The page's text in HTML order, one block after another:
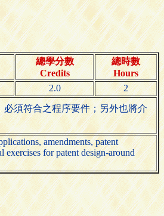
總學分數
Credits
總時數
Hours
2.0
2
須符合之程序要件；另外也將介
amendments, patent
exercises for patent design-around